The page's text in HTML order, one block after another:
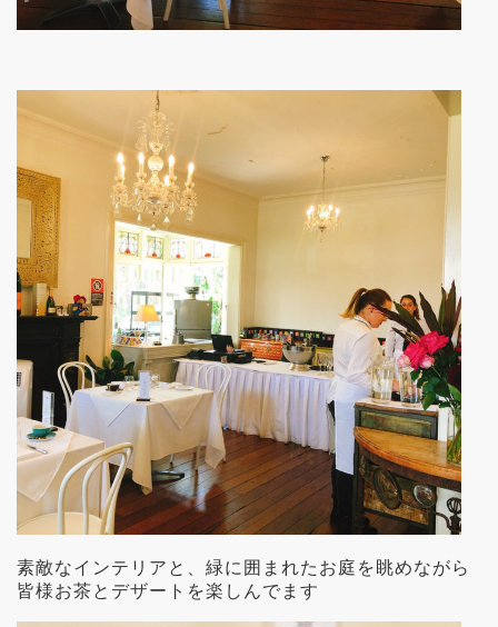
素敵なインテリアと、緑に囲まれたお庭を眺めながら
皆様お茶とデザートを楽しんでます